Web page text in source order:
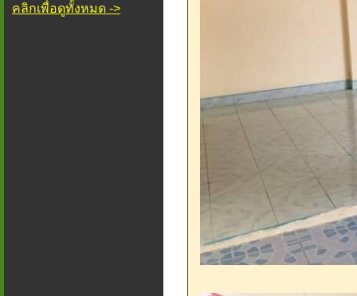
คลิกเพื่อดูทั้งหมด ->